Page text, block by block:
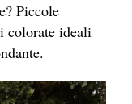
Piccole
colorate ideali